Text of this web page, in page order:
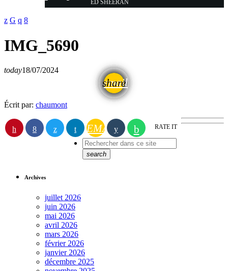
ED SHEERAN
IMG_5690
today18/07/2024
share
email
Écrit par: chaumont
EMAIL RATE IT
search
Archives
juillet 2026
juin 2026
mai 2026
avril 2026
mars 2026
février 2026
janvier 2026
décembre 2025